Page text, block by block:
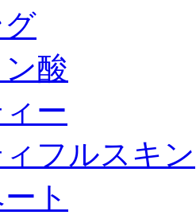
酸
ー
フルスキン
ト